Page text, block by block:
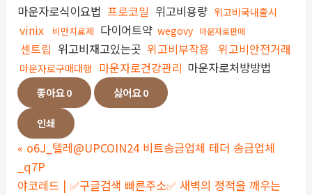
마운자로식이요법 프로코밀 위고비용량 위고비국내출시
vinix 비만치료제 다이어트약 wegovy 마운자로판매
센트립 위고비재고있는곳 위고비부작용 위고비안전거래
마운자로구매대행 마운자로건강관리 마운자로처방방법
좋아요0 싫어요0
인쇄
« o6J_텔레@UPCOIN24 비트송금업체 테더 송금업체
_q7P
야코레드 | ✅구글검색 빠른주소✅ 새벽의 정적을 깨우는